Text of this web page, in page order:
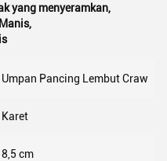
yang menyeramkan,
,
Umpan Pancing Lembut Craw
Karet
8,5 cm